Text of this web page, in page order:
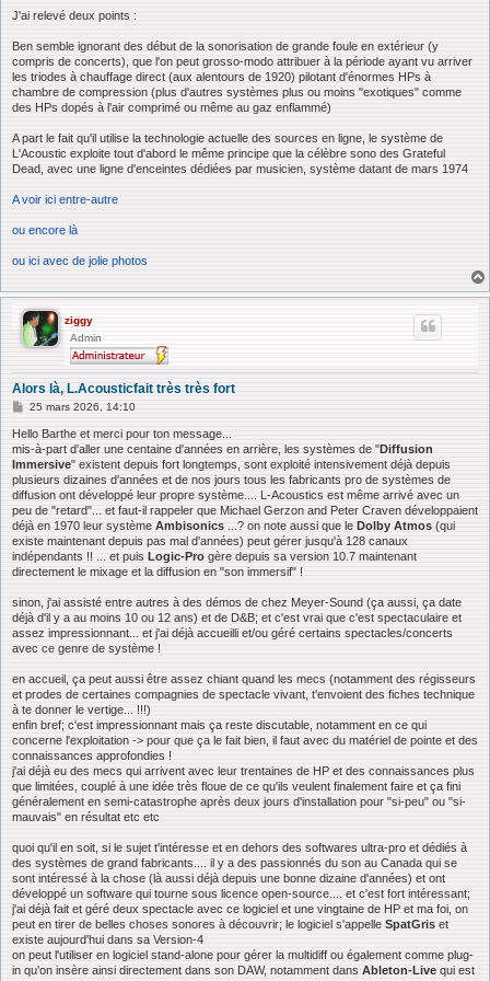
J'ai relevé deux points :
Ben semble ignorant des début de la sonorisation de grande foule en extérieur (y
compris de concerts), que l'on peut grosso-modo attribuer à la période ayant vu arriver
les triodes à chauffage direct (aux alentours de 1920) pilotant d'énormes HPs à
chambre de compression (plus d'autres systèmes plus ou moins "exotiques" comme
des HPs dopés à l'air comprimé ou même au gaz enflammé)
A part le fait qu'il utilise la technologie actuelle des sources en ligne, le système de
L'Acoustic exploite tout d'abord le même principe que la célèbre sono des Grateful
Dead, avec une ligne d'enceintes dédiées par musicien, système datant de mars 1974
A voir ici entre-autre
ou encore là
ou ici avec de jolie photos
ziggy
Admin
Alors là, L.Acousticfait très très fort
M
s
s
g
e
25 mars 2026, 14:10
Hello Barthe et merci pour ton message...
mis-à-part d'aller une centaine d'années en arrière, les systèmes de "Diffusion
Immersive" existent depuis fort longtemps, sont exploité intensivement déjà depuis
plusieurs dizaines d'années et de nos jours tous les fabricants pro de systèmes de
diffusion ont développé leur propre système.... L-Acoustics est même arrivé avec un
peu de "retard"... et faut-il rappeler que Michael Gerzon and Peter Craven développaient
déjà en 1970 leur système Ambisonics ...? on note aussi que le Dolby Atmos (qui
existe maintenant depuis pas mal d'années) peut gérer jusqu'à 128 canaux
indépendants !! ... et puis Logic-Pro gère depuis sa version 10.7 maintenant
directement le mixage et la diffusion en "son immersif" !
sinon, j'ai assisté entre autres à des démos de chez Meyer-Sound (ça aussi, ça date
déjà d'il y a au moins 10 ou 12 ans) et de D&B; et c'est vrai que c'est spectaculaire et
assez impressionnant... et j'ai déjà accueilli et/ou géré certains spectacles/concerts
avec ce genre de système !
en accueil, ça peut aussi être assez chiant quand les mecs (notamment des régisseurs
et prodes de certaines compagnies de spectacle vivant, t'envoient des fiches technique
à te donner le vertige... !!!)
enfin bref; c'est impressionnant mais ça reste discutable, notamment en ce qui
concerne l'exploitation -> pour que ça le fait bien, il faut avec du matériel de pointe et des
connaissances approfondies !
j'ai déjà eu des mecs qui arrivent avec leur trentaines de HP et des connaissances plus
que limitées, couplé à une idée très floue de ce qu'ils veulent finalement faire et ça fini
généralement en semi-catastrophe après deux jours d'installation pour "si-peu" ou "si-
mauvais" en résultat etc etc
quoi qu'il en soit, si le sujet t'intéresse et en dehors des softwares ultra-pro et dédiés à
des systèmes de grand fabricants.... il y a des passionnés du son au Canada qui se
sont intéressé à la chose (là aussi déjà depuis une bonne dizaine d'années) et ont
développé un software qui tourne sous licence open-source.... et c'est fort intéressant;
j'ai déjà fait et géré deux spectacle avec ce logiciel et une vingtaine de HP et ma foi, on
peut en tirer de belles choses sonores à découvrir; le logiciel s'appelle SpatGris et
existe aujourd'hui dans sa Version-4
on peut l'utiliser en logiciel stand-alone pour gérer la multidiff ou également comme plug-
in qu'on insère ainsi directement dans son DAW, notamment dans Ableton-Live qui est